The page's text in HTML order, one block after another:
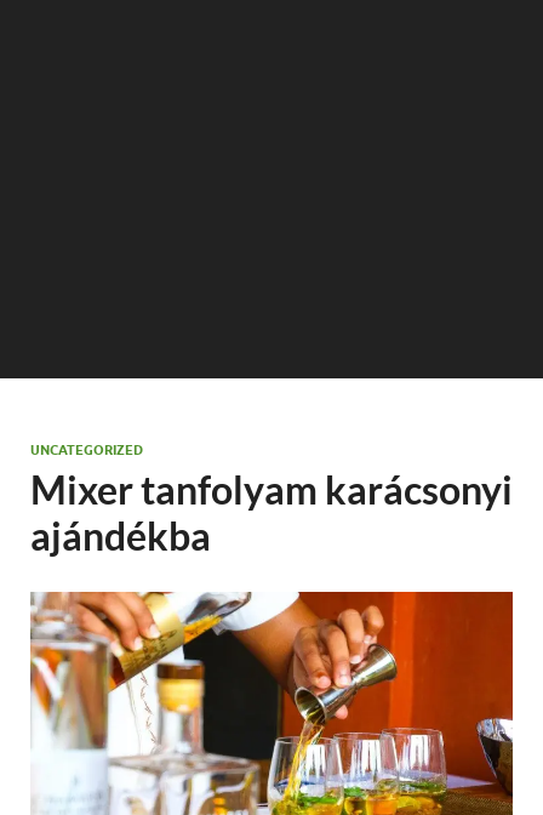
UNCATEGORIZED
Mixer tanfolyam karácsonyi
ajándékba